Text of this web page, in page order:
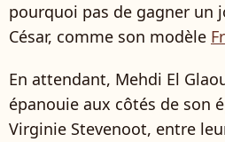
pourquoi pas de gagner un
César, comme son modèle
En attendant, Mehdi El
épanouie aux côtés de son
Virginie Stevenoot, entre